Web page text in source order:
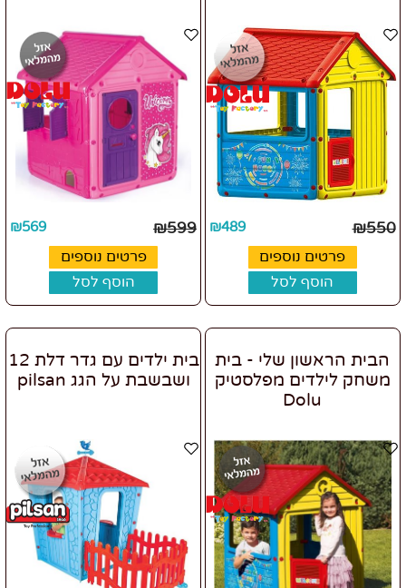
₪550
₪489
פרטים נוספים
הוסף לסל
₪599
₪569
פרטים נוספים
הוסף לסל
הבית הראשון שלי - בית
משחק לילדים מפלסטיק
Dolu
בית ילדים עם גדר דלת 12
ושבשבת על הגג pilsan